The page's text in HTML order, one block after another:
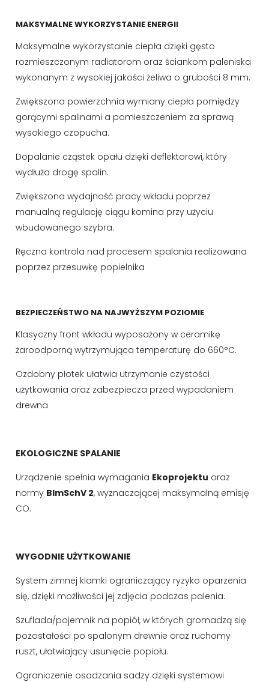
MAKSYMALNE WYKORZYSTANIE ENERGII
Maksymalne wykorzystanie ciepła dzięki gęsto
rozmieszczonym radiatorom oraz ściankom paleniska
wykonanym z wysokiej jakości żeliwa o grubości 8 mm.
Zwiększona powierzchnia wymiany ciepła pomiędzy
gorącymi spalinami a pomieszczeniem za sprawą
wysokiego czopucha.
Dopalanie cząstek opału dzięki deflektorowi, który
wydłuża drogę spalin.
Zwiększona wydajność pracy wkładu poprzez
manualną regulację ciągu komina przy użyciu
wbudowanego szybra.
Ręczna kontrola nad procesem spalania realizowana
poprzez przesuwkę popielnika
BEZPIECZEŃSTWO NA NAJWYŻSZYM POZIOMIE
Klasyczny front wkładu wyposażony w ceramikę
żaroodporną wytrzymująca temperaturę do 660°C.
Ozdobny płotek ułatwia utrzymanie czystości
użytkowania oraz zabezpiecza przed wypadaniem
drewna
EKOLOGICZNE SPALANIE
Urządzenie spełnia wymagania Ekoprojektu oraz
normy BImSchV 2, wyznaczającej maksymalną emisję
CO.
WYGODNIE UŻYTKOWANIE
System zimnej klamki ograniczający ryzyko oparzenia
się, dzięki możliwości jej zdjęcia podczas palenia.
Szuflada/pojemnik na popiół, w których gromadzą się
pozostałości po spalonym drewnie oraz ruchomy
ruszt, ułatwiający usunięcie popiołu.
Ograniczenie osadzania sadzy dzięki systemowi